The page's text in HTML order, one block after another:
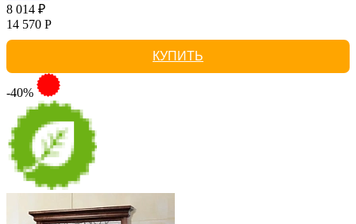
8 014 ₽
14 570 Р
КУПИТЬ
-40%